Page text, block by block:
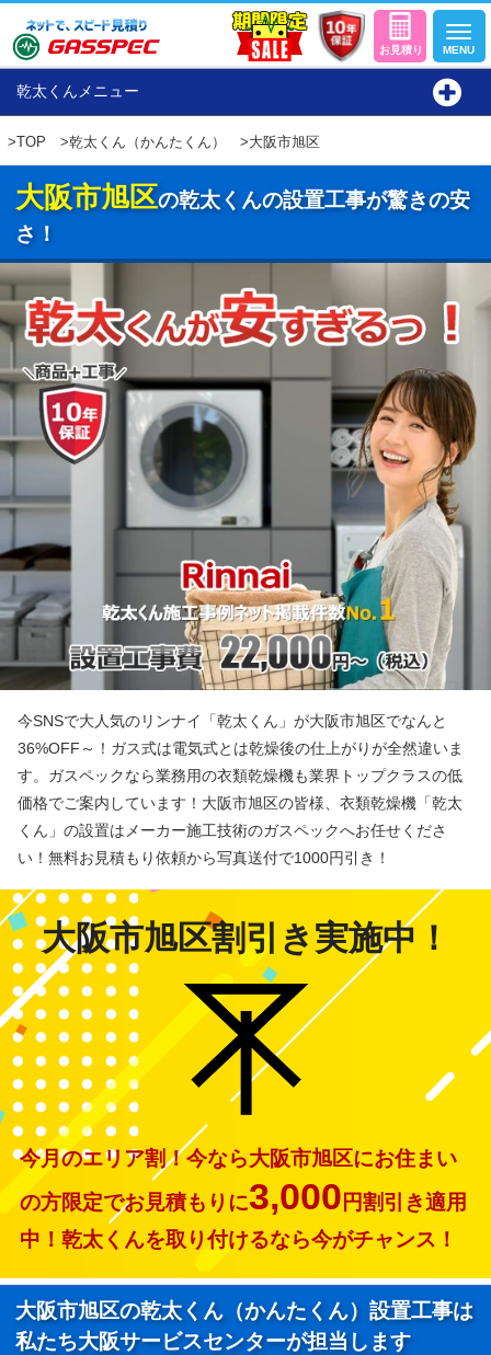
乾太くんメニュー
>TOP >乾太くん（かんたくん） >大阪市旭区
大阪市旭区の乾太くんの設置工事が驚きの安
さ！
今SNSで大人気のリンナイ「乾太くん」が大阪市旭区でなんと
36%OFF～！ガス式は電気式とは乾燥後の仕上がりが全然違いま
す。ガスペックなら業務用の衣類乾燥機も業界トップクラスの低
価格でご案内しています！大阪市旭区の皆様、衣類乾燥機「乾太
くん」の設置はメーカー施工技術のガスペックへお任せくださ
い！無料お見積もり依頼から写真送付で1000円引き！
大阪市旭区割引き実施中！
今月のエリア割！今なら大阪市旭区にお住まい
の方限定でお見積もりに3,000 円割引き適用
中！乾太くんを取り付けるなら今がチャンス！
大阪市旭区の乾太くん（かんたくん）設置工事は
私たち大阪サービスセンターが担当します